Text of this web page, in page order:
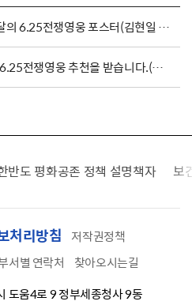
2026년 4월 이달의 6.25전쟁영웅 포스터(김현일 대위, 제임스 파워 칸 중령)
2027년 이달의 6.25전쟁영웅 추천을 받습니다.(포스터)
반도 평화공존 정책 설명책자 보
처리방침
저작권정책
서별 연락처
찾아오시는길
도움4로 9 정부세종청사 9동